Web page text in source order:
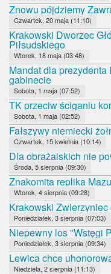
Znowu pójdziemy
Czwartek, 20 maja (11:10)
Krakowski Dworzec
Piłsudskiego
Wtorek, 18 maja (03:48)
Mandat dla
gabinecie
Sobota, 1 maja (07:52)
TK przeciw ściganiu
Sobota, 1 maja (02:52)
Fałszywy niemiecki
Czwartek, 15 kwietnia (10:14)
Dla obrażalskich nie
Środa, 5 sierpnia (09:30)
Znakomita replika
Wtorek, 4 sierpnia (09:28)
Krakowski
Poniedziałek, 3 sierpnia (07:03)
Niepewny los "Wstęgi
Poniedziałek, 3 sierpnia (09:34)
Lewica chce
Niedziela, 2 sierpnia (11:13)